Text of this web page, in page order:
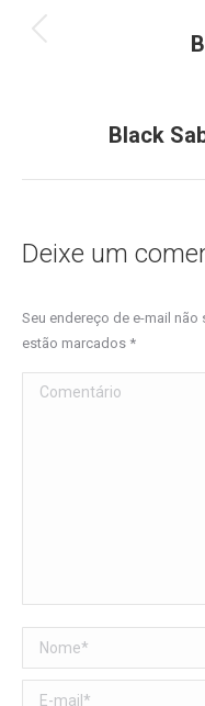
de
Black
Deixe um
Seu endereço de e-mail
estão marcados *
Comentário
Nome *
E-mail *